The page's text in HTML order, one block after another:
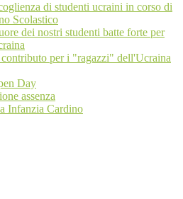
di studenti ucraini in corso di
Scolastico
dei nostri studenti batte forte per
per i "ragazzi" dell'Ucraina
Day
assenza
Infanzia Cardino